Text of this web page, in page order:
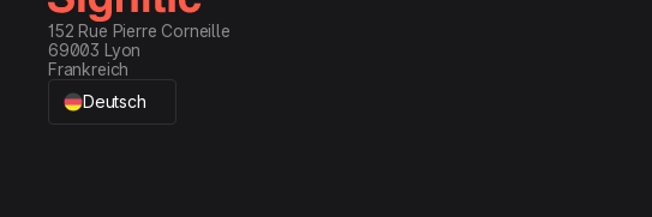
152 Rue Pierre Corneille
69003 Lyon
Frankreich
Deutsch